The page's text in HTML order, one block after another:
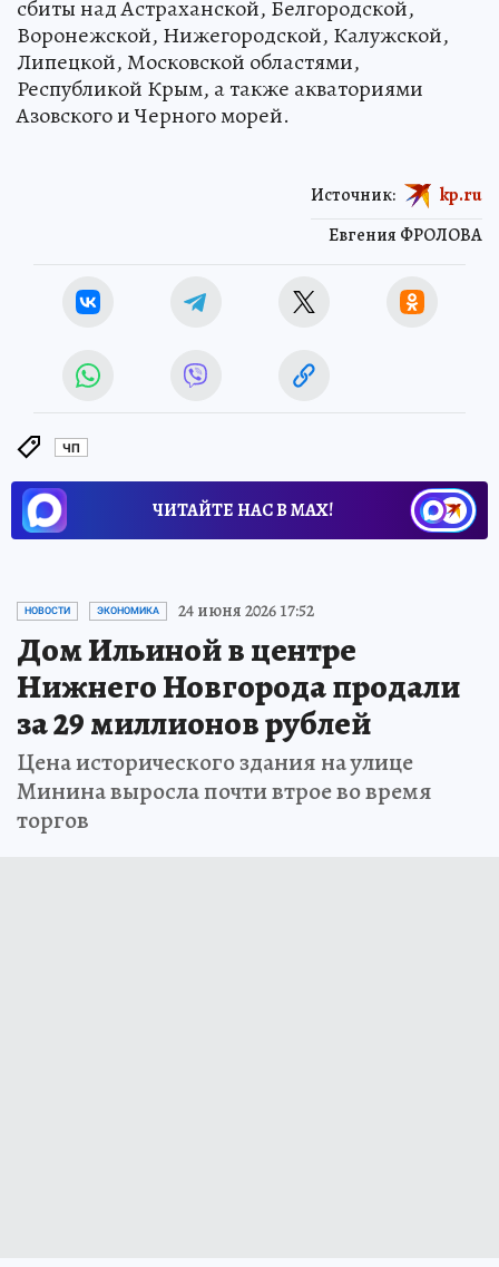
сбиты над Астраханской, Белгородской,
Воронежской, Нижегородской, Калужской,
Липецкой, Московской областями,
Республикой Крым, а также акваториями
Азовского и Черного морей.
Евгения ФРОЛОВА
Источник: kp.ru
ЧП
ЧИТАЙТЕ НАС В МАХ!
НОВОСТИ ЭКОНОМИКА 24 июня 2026 17:52
Дом Ильиной в центре
Нижнего Новгорода продали
за 29 миллионов рублей
Цена исторического здания на улице
Минина выросла почти втрое во время
торгов